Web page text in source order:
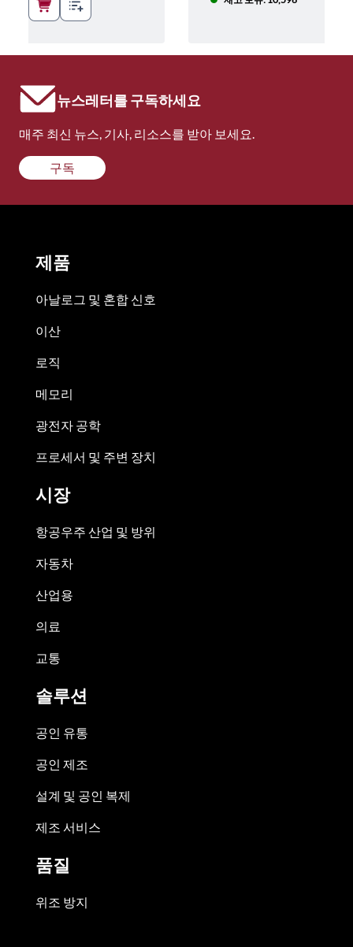
뉴스레터를 구독하세요
매주 최신 뉴스, 기사, 리소스를 받아 보세요.
구독
제품
아날로그 및 혼합 신호
이산
로직
메모리
광전자 공학
프로세서 및 주변 장치
시장
항공우주 산업 및 방위
자동차
산업용
의료
교통
솔루션
공인 유통
공인 제조
설계 및 공인 복제
제조 서비스
품질
위조 방지